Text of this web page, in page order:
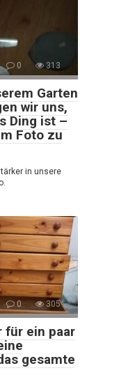
0 313
Garten
wir uns,
Ding ist –
Foto zu
in unsere
0 305
für ein paar
gesamte